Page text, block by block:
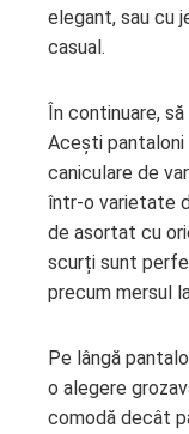
elegant, sau cu
casual.
În continuare,
Acești
caniculare de
într-o varietate
de asortat cu
scurți sunt
precum mersul
Pe lângă
o alegere
comodă decât